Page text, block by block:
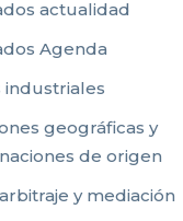
actualidad
Agenda
industriales
geográficas y
de origen
y mediación